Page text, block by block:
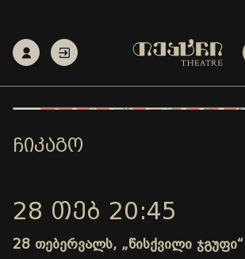
ᲩᲘᲙᲐᲒᲝ
28 ᲗᲔᲑ 20:45
28 თებერვალს, „წისქვილი